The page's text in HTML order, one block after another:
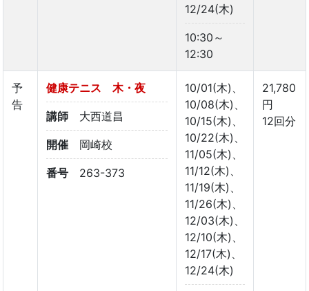
12/24(木)
10:30～
12:30
予
告
健康テニス 木・夜
講師 大西道昌
開催 岡崎校
番号 263-373
10/01(木)、
10/08(木)、
10/15(木)、
10/22(木)、
11/05(木)、
11/12(木)、
11/19(木)、
11/26(木)、
12/03(木)、
12/10(木)、
12/17(木)、
12/24(木)
21,780
円
12回分